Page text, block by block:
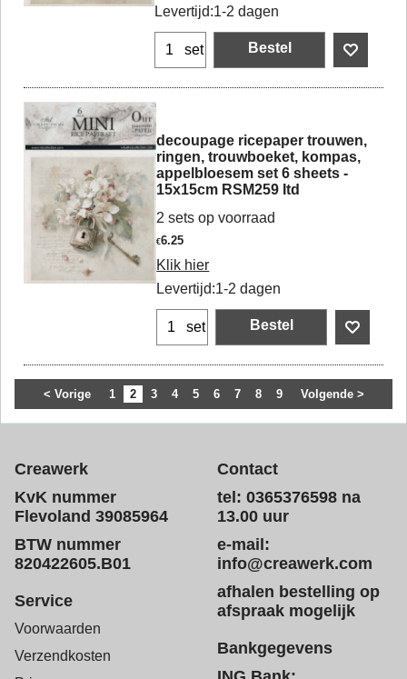
Levertijd:1-2 dagen
set Bestel
decoupage ricepaper trouwen,
ringen, trouwboeket, kompas,
appelbloesem set 6 sheets -
15x15cm RSM259 Itd
2 sets op voorraad
€6.25
Klik hier
Levertijd:1-2 dagen
set Bestel
< Vorige 1 2 3 4 5 6 7 8 9 Volgende >
Creawerk
KvK nummer
Flevoland 39085964
BTW nummer
820422605.B01
Contact
tel: 0365376598 na
13.00 uur
e-mail:
info@creawerk.com
afhalen bestelling op
afspraak mogelijk
Service
Voorwaarden
Verzendkosten
Bankgegevens